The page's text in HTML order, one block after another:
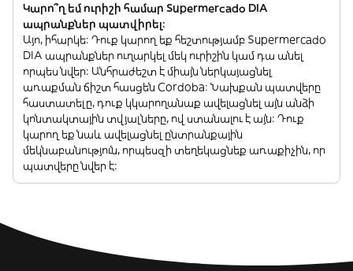
Կարո՞ղ եմ ուրիշի համար Supermercado DIA
ապրանքներ պատվիրել:
Այո, իհարկե: Դուք կարող եք հեշտությամբ Supermercado
DIA ապրանքներ ուղարկել մեկ ուրիշին կամ դա անել
որպես նվեր: Անհրաժեշտ է միայն ներկայացնել
առաքման ճիշտ հասցեն Cordoba: Նախքան պատվերը
հաստատելը, դուք կկարողանաք ավելացնել այն անձի
կոնտակտային տվյալները, ով ստանալու է այն: Դուք
կարող եք նաև ավելացնել ընտրանքային
մեկնաբանություն, որպեսզի տեղեկացնեք առաքիչին, որ
պատվերը նվեր է: